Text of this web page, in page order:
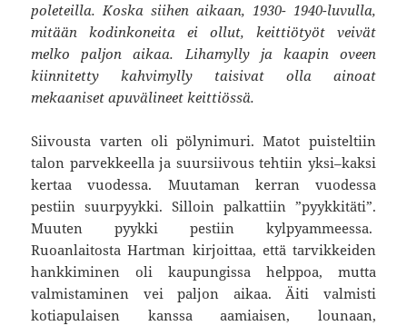
poleteilla. Koska siihen aikaan, 1930- 1940-luvulla,
mitään kodinkoneita ei ollut, keittiötyöt veivät
melko paljon aikaa. Lihamylly ja kaapin oveen
kiinnitetty kahvimylly taisivat olla ainoat
mekaaniset apuvälineet keittiössä.
Siivousta varten oli pölynimuri. Matot puisteltiin
talon parvekkeella ja suursiivous tehtiin yksi–kaksi
kertaa vuodessa. Muutaman kerran vuodessa
pestiin suurpyykki. Silloin palkattiin ”pyykkitäti”.
Muuten pyykki pestiin kylpyammeessa.
Ruoanlaitosta Hartman kirjoittaa, että tarvikkeiden
hankkiminen oli kaupungissa helppoa, mutta
valmistaminen vei paljon aikaa. Äiti valmisti
kotiapulaisen kanssa aamiaisen, lounaan,